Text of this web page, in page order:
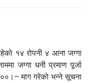
१४ रोपनी ४ आना जग्गा
जग्गा धनी प्रमाण पूर्जा
माग गरेको भन्ने सूचना